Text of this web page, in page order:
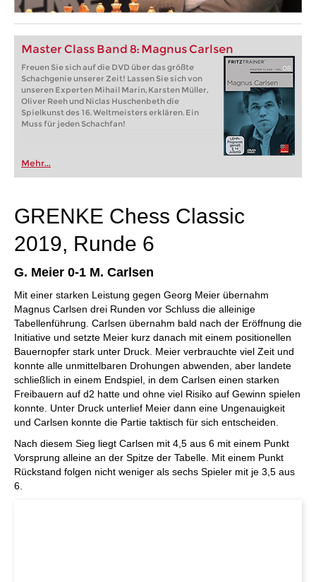
Master Class Band 8: Magnus Carlsen
Freuen Sie sich auf die DVD über das größte
Schachgenie unserer Zeit! Lassen Sie sich von
unseren Experten Mihail Marin, Karsten Müller,
Oliver Reeh und Niclas Huschenbeth die
Spielkunst des 16. Weltmeisters erklären. Ein
Muss für jeden Schachfan!
Mehr...
GRENKE Chess Classic
2019, Runde 6
G. Meier 0-1 M. Carlsen
Mit einer starken Leistung gegen Georg Meier übernahm
Magnus Carlsen drei Runden vor Schluss die alleinige
Tabellenführung. Carlsen übernahm bald nach der Eröffnung die
Initiative und setzte Meier kurz danach mit einem positionellen
Bauernopfer stark unter Druck. Meier verbrauchte viel Zeit und
konnte alle unmittelbaren Drohungen abwenden, aber landete
schließlich in einem Endspiel, in dem Carlsen einen starken
Freibauern auf d2 hatte und ohne viel Risiko auf Gewinn spielen
konnte. Unter Druck unterlief Meier dann eine Ungenauigkeit
und Carlsen konnte die Partie taktisch für sich entscheiden.
Nach diesem Sieg liegt Carlsen mit 4,5 aus 6 mit einem Punkt
Vorsprung alleine an der Spitze der Tabelle. Mit einem Punkt
Rückstand folgen nicht weniger als sechs Spieler mit je 3,5 aus
6.